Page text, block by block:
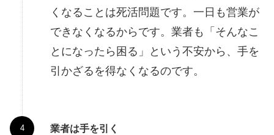
くなることは死活問題です。一日も営業が
できなくなるからです。業者も「そんなこ
とになったら困る」という不安から、手を
引かざるを得なくなるのです。
業者は手を引く